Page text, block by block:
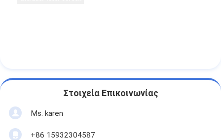
Στοιχεία Επικοινωνίας
Ms. karen
+86 15932304587